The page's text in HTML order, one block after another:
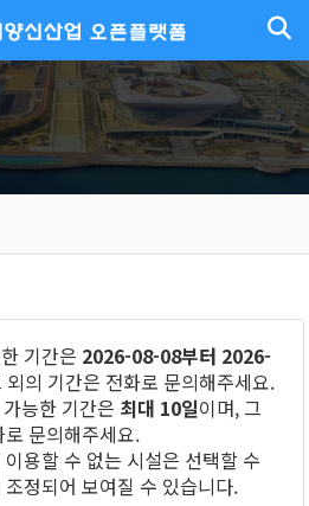
기간은 2026-08-08부터 2026-
외의 기간은 전화로 문의해주세요.
능한 기간은 최대 10일이며, 그
문의해주세요.
용할 수 없는 시설은 선택할 수
정되어 보여질 수 있습니다.